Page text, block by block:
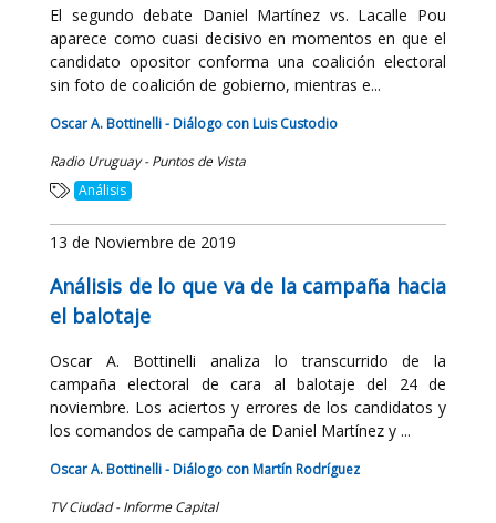
El segundo debate Daniel Martínez vs. Lacalle Pou
aparece como cuasi decisivo en momentos en que el
candidato opositor conforma una coalición electoral
sin foto de coalición de gobierno, mientras e...
Oscar A. Bottinelli - Diálogo con Luis Custodio
Radio Uruguay - Puntos de Vista
Análisis
13 de Noviembre de 2019
Análisis de lo que va de la campaña hacia
el balotaje
Oscar A. Bottinelli analiza lo transcurrido de la
campaña electoral de cara al balotaje del 24 de
noviembre. Los aciertos y errores de los candidatos y
los comandos de campaña de Daniel Martínez y ...
Oscar A. Bottinelli - Diálogo con Martín Rodríguez
TV Ciudad - Informe Capital